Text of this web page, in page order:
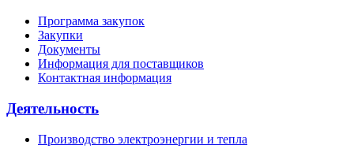
Программа закупок
Закупки
Документы
Информация для поставщиков
Контактная информация
Деятельность
Производство электроэнергии и тепла